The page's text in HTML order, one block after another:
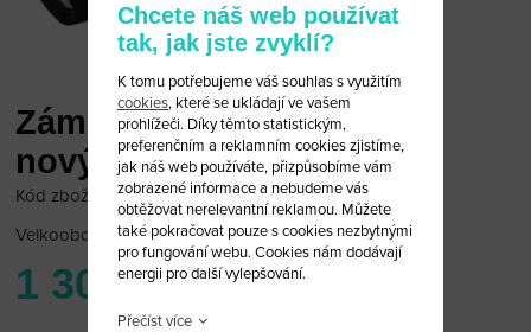
Zámek kufru Honda CIVIC
nový model
Kód zboží: honda_zam_L14
Velkoobchodní cena:po přihlášení
1 300 Kč
Chcete náš web používat
tak, jak jste zvyklí?
K tomu potřebujeme váš souhlas s využitím
cookies, které se ukládají ve vašem
prohlížeči. Díky těmto statistickým,
preferenčním a reklamním cookies zjistíme,
jak náš web používáte, přizpůsobíme vám
zobrazené informace a nebudeme vás
obtěžovat nerelevantní reklamou. Můžete
také pokračovat pouze s cookies nezbytnými
pro fungování webu. Cookies nám dodávají
energii pro další vylepšování.
Přečíst více